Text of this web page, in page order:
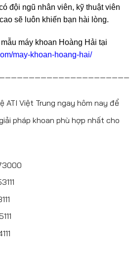
đội ngũ nhân viên, kỹ thuật viên
sẽ luôn khiến bạn hài lòng.
máy khoan Hoàng Hải tại
may-khoan-hoang-hai/
ATI Việt Trung ngay hôm nay để
pháp khoan phù hợp nhất cho